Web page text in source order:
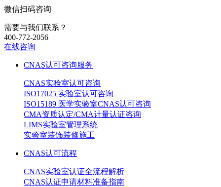
微信扫码咨询
需要与我们联系？
400-772-2056
在线咨询
CNAS认可咨询服务
CNAS实验室认可咨询
ISO17025 实验室认可咨询
ISO15189 医学实验室CNAS认可咨询
CMA资质认定/CMA计量认证咨询
LIMS实验室管理系统
实验室装饰装修施工
CNAS认可流程
CNAS实验室认证全流程解析
CNAS认证申请材料准备指南